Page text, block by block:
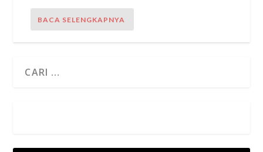
BACA SELENGKAPNYA